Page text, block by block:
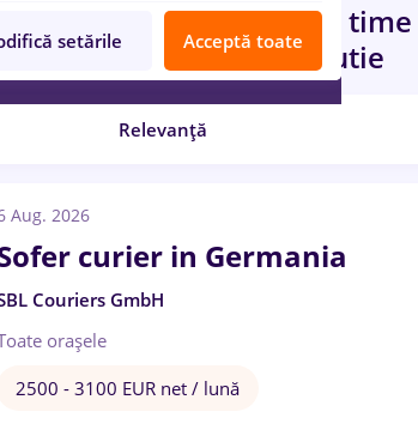
sofer bce, Full time
inTransport / Distributie
Relevanță
Aug. 2026
curier in Germania
Couriers GmbH
oraşele
2500 - 3100 EUR net / lună
setările Acceptă toate